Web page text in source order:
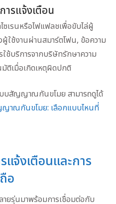
รแจ้งเตือน
ซเรนหรือไฟแฟลชเพื่อขับไล่ผู้
ใช้งานผ่านสมาร์ตโฟน, ข้อความ
ช้บริการจากบริษัทรักษาความ
ติเมื่อเกิดเหตุผิดปกติ
บสัญญาณกันขโมย สามารถดูได้
าณกันขโมย: เลือกแบบไหนที่
จ้งเตือนและการ
อ
ยรุ่นมาพร้อมการเชื่อมต่อกับ